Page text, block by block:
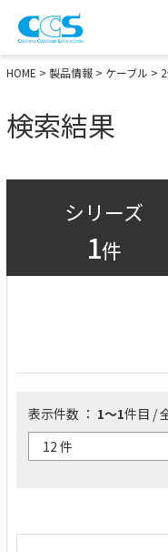
画像処理用の製品検索
HOME > 製品情報 > ケーブル >
検索結果
シリーズ
1件
表示件数 ： 1～1件目 /